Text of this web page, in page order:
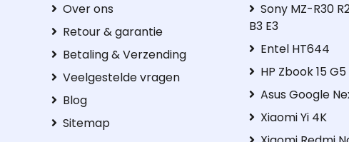
Over ons
Retour & garantie
Betaling & Verzending
Veelgestelde vragen
Blog
Sitemap
Sony MZ-R30
B3 E3
Entel HT644
HP Zbook 15
Asus Google
Xiaomi Yi 4K